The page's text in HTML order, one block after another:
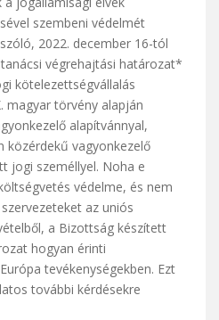
szembeni védelmét
2022. december 16-tól
végrehajtási határozat*
kötelezettségvállalás
magyar törvény alapján
alapítvánnyal,
közérdekű vagyonkezelő
jogi személlyel. Noha e
védelme, és nem
az uniós
a Bizottság készített
hogyan érinti
tevékenységekben. Ezt
további kérdésekre